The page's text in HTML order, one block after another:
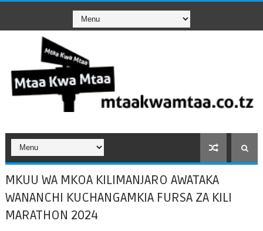
MKUU WA MKOA KILIMANJARO AWATAKA
WANANCHI KUCHANGAMKIA FURSA ZA KILI
MARATHON 2024